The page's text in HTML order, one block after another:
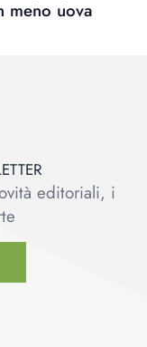
meno uova
editoriali, i